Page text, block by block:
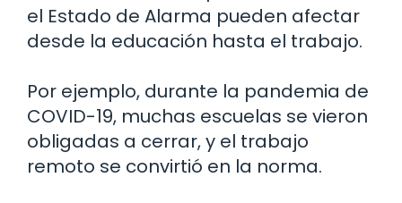
el Estado de Alarma pueden afectar
desde la educación hasta el trabajo.
Por ejemplo, durante la pandemia de
COVID-19, muchas escuelas se vieron
obligadas a cerrar, y el trabajo
remoto se convirtió en la norma.